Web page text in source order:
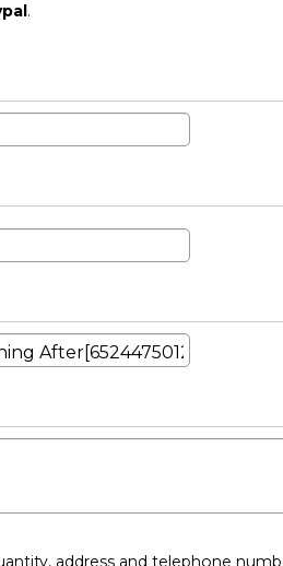
.
address and telephone